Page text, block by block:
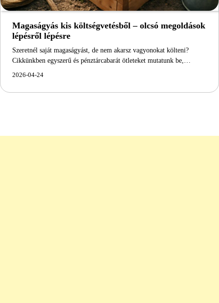
Magaságyás kis költségvetésből – olcsó megoldások
lépésről lépésre
Szeretnél saját magaságyást, de nem akarsz vagyonokat költeni?
Cikkünkben egyszerű és pénztárcabarát ötleteket mutatunk be,…
2026-04-24